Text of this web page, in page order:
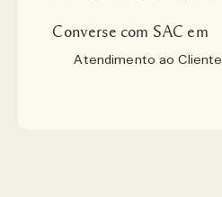
Converse com SAC em
Atendimento ao Cliente